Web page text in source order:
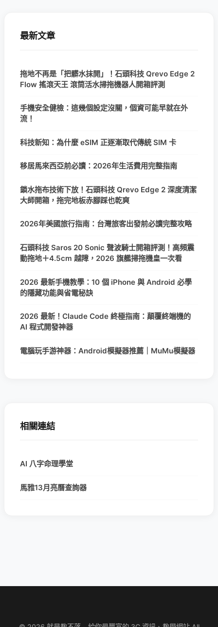
最新文章
拖地不再是「把髒水抹開」！石頭科技 Qrevo Edge 2
Flow 搖滾天王 滾筒活水掃拖機器人開箱評測
手機安全健檢：這幾個設定沒關，個資可能早就在外
流！
科技新知：為什麼 eSIM 正逐漸取代傳統 SIM 卡
移居馬來西亞前必讀：2026年生活費用完整指南
鎖水拖布技術下放！石頭科技 Qrevo Edge 2 深度清潔
大師開箱，拖完地板赤腳踩也乾爽
2026年美國旅行指南：台灣旅客出發前必讀完整攻略
石頭科技 Saros 20 Sonic 聲波騎士開箱評測！高頻震
動拖地＋4.5cm 越障，2026 旗艦掃拖機皇一次看
2026 最新手機教學：10 個 iPhone 與 Android 必學
的隱藏功能與省電秘訣
2026 最新！Claude Code 終極指南：顛覆終端機的
AI 程式開發神器
電腦玩手游神器：Android模擬器推薦｜MuMu模擬器
相關連結
AI 八字命理學堂
馬雅13月亮曆查詢器